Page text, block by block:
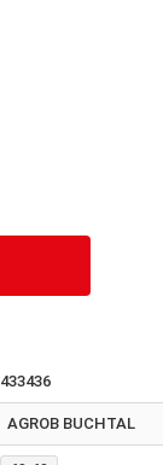
433436
AGROB BUCHTAL